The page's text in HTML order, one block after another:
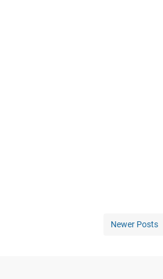
Newer Posts